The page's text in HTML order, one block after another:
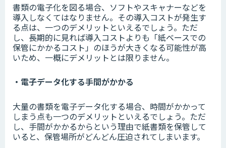
書類の電子化を図る場合、ソフトやスキャナーなどを
導入しなくてはなりません。その導入コストが発生す
る点は、一つのデメリットといえるでしょう。ただ
し、長期的に見れば導入コストよりも「紙ベースでの
保管にかかるコスト」のほうが大きくなる可能性が高
いため、一概にデメリットとは限りません。
・電子データ化する手間がかかる
大量の書類を電子データ化する場合、時間がかかって
しまう点も一つのデメリットといえるでしょう。ただ
し、手間がかかるからという理由で紙書類を保管して
いると、保管場所がどんどん圧迫されてしまいます。